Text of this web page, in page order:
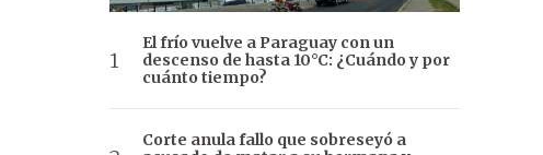
El frío vuelve a Paraguay con un
descenso de hasta 10°C: ¿Cuándo y por
cuánto tiempo?
Corte anula fallo que sobreseyó a